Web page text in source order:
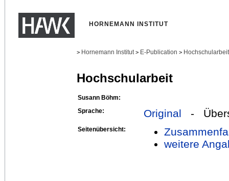
HORNEMANN INSTITUT
> Hornemann Institut > E-Publication >
Hochschularbeit
Susann Böhm:
Sprache:
Original -
Seitenübersicht:
weitere